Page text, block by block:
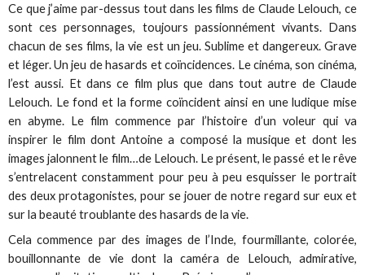
Ce que j’aime par-dessus tout dans les films de Claude Lelouch, ce
sont ces personnages, toujours passionnément vivants. Dans
chacun de ses films, la vie est un jeu. Sublime et dangereux. Grave
et léger. Un jeu de hasards et coïncidences. Le cinéma, son cinéma,
l’est aussi. Et dans ce film plus que dans tout autre de Claude
Lelouch. Le fond et la forme coïncident ainsi en une ludique mise
en abyme. Le film commence par l’histoire d’un voleur qui va
inspirer le film dont Antoine a composé la musique et dont les
images jalonnent le film…de Lelouch. Le présent, le passé et le rêve
s’entrelacent constamment pour peu à peu esquisser le portrait
des deux protagonistes, pour se jouer de notre regard sur eux et
sur la beauté troublante des hasards de la vie.
Cela commence par des images de l’Inde, fourmillante, colorée,
bouillonnante de vie dont la caméra de Lelouch, admirative,